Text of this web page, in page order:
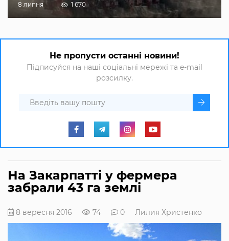
8 липня 1 670
Не пропусти останні новини!
Підписуйся на наші соціальні мережі та e-mail
розсилку.
На Закарпатті у фермера
забрали 43 га землі
8 вересня 2016 74 0 Лилия Христенко